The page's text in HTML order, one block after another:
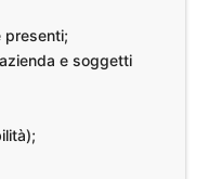
presenti;
e soggetti